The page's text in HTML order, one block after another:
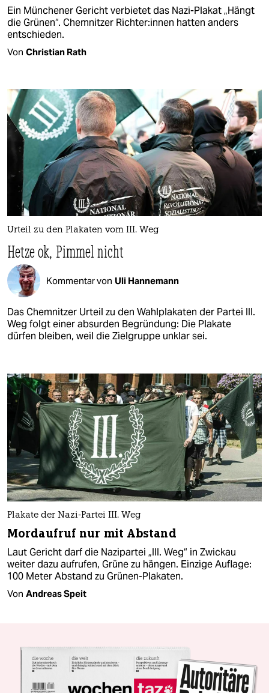
Ein Münchener Gericht verbietet das Nazi-Plakat „Hängt
die Grünen“. Chemnitzer Rich­te­r:in­nen hatten anders
entschieden.
Von Christian Rath
Urteil zu den Plakaten vom III. Weg
Hetze ok, Pimmel nicht
Kommentar von Uli Hannemann
Das Chemnitzer Urteil zu den Wahlplakaten der Partei III.
Weg folgt einer absurden Begründung: Die Plakate
dürfen bleiben, weil die Zielgruppe unklar sei.
Plakate der Nazi-Partei III. Weg
Mordaufruf nur mit Abstand
Laut Gericht darf die Nazipartei „III. Weg“ in Zwickau
weiter dazu aufrufen, Grüne zu hängen. Einzige Auflage:
100 Meter Abstand zu Grünen-Plakaten.
Von Andreas Speit